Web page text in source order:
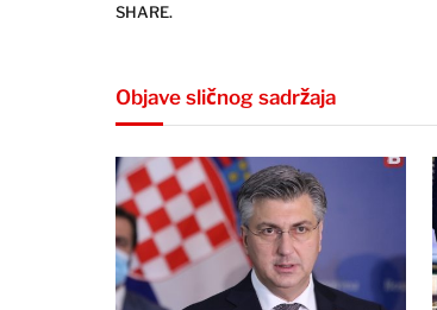
SHARE.
Objave sličnog sadržaja